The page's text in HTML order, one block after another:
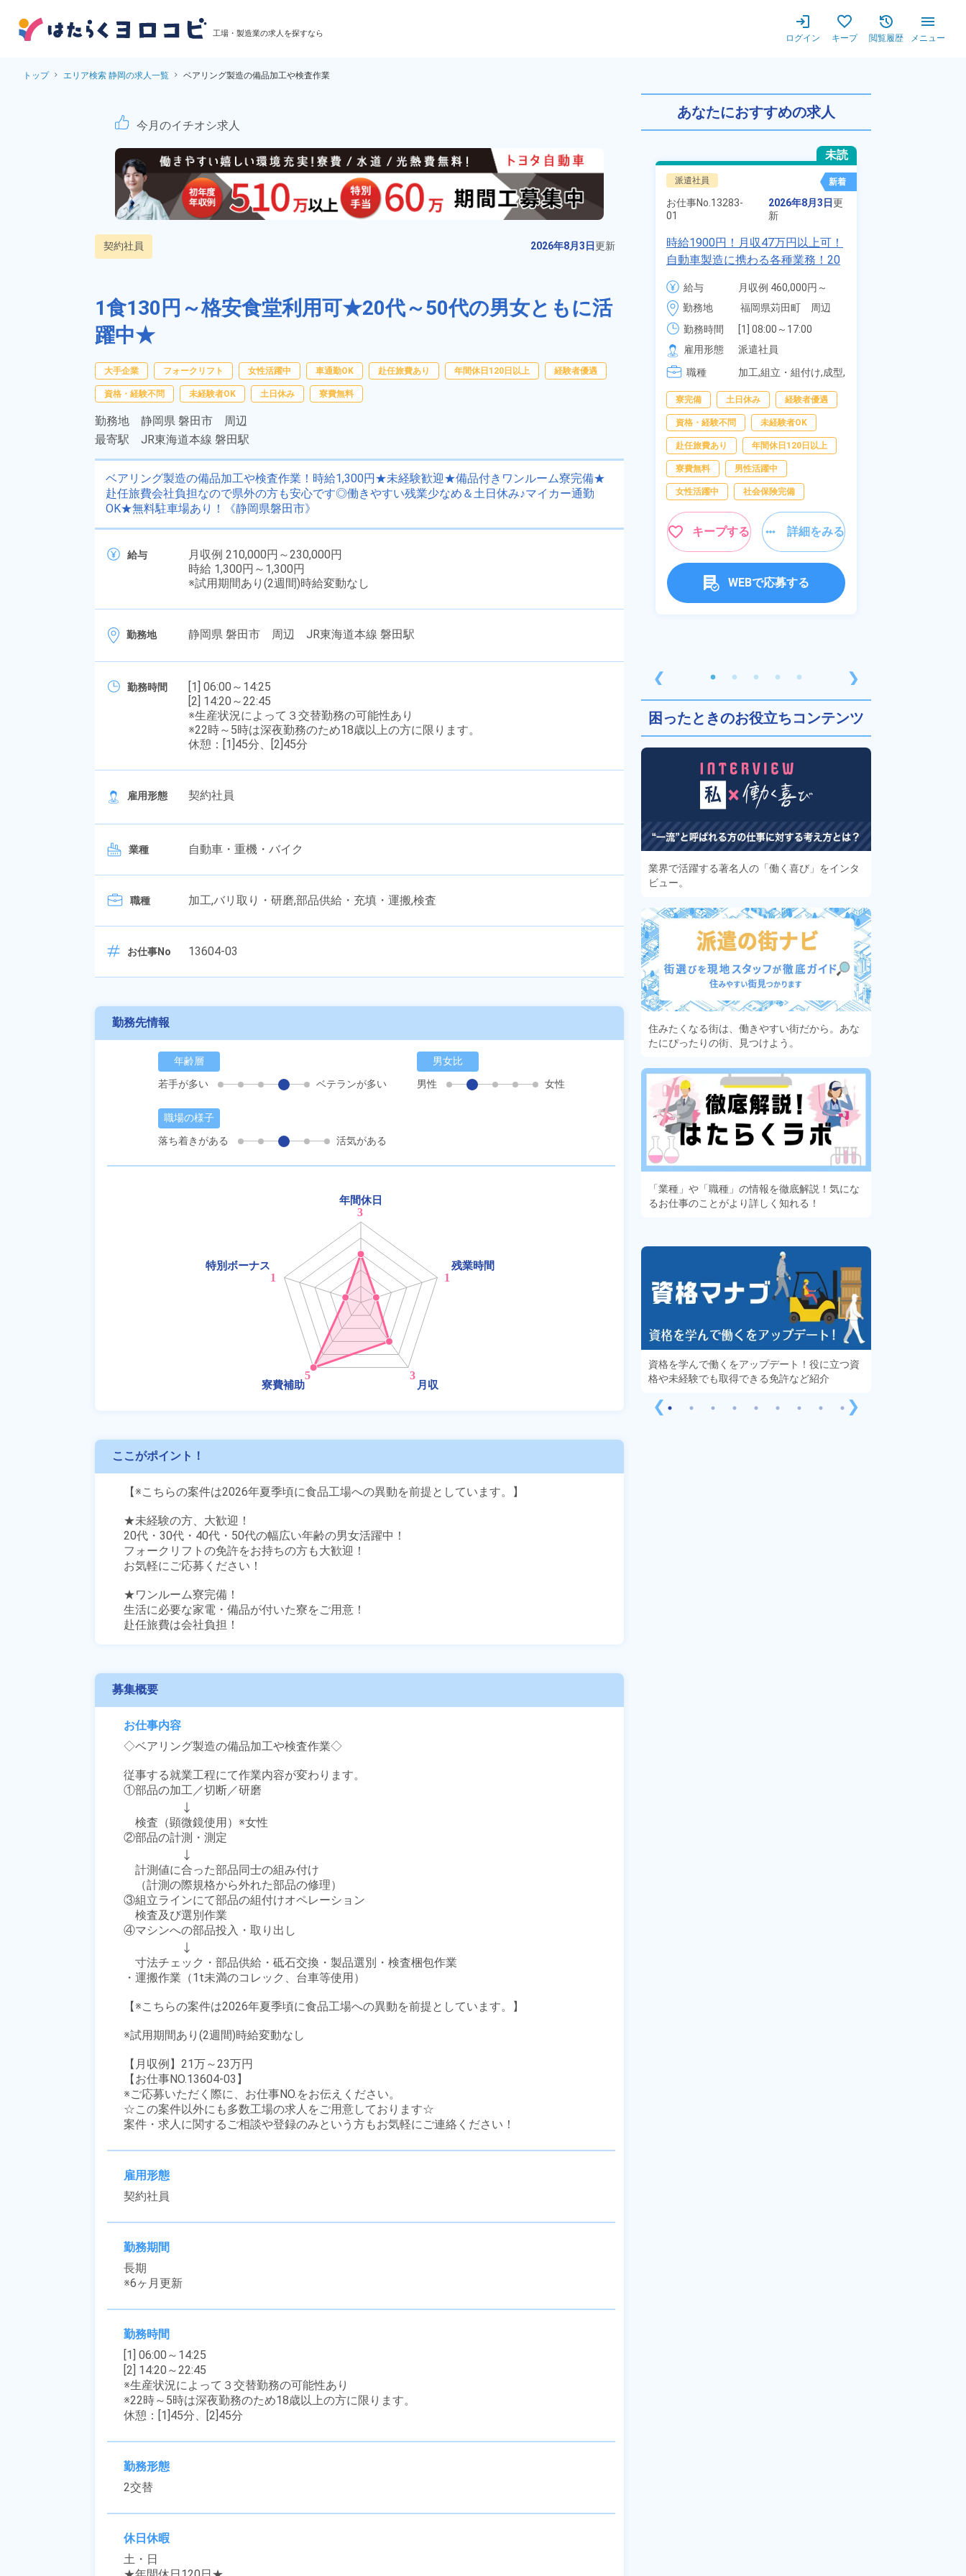
工場・製造業の求人を探すなら ログイン キープ 閲覧履歴 メニュー
トップ エリア検索 静岡の求人一覧 ベアリング製造の備品加工や検査作業
ベアリング製造の備品加工や検査作業！時給1,300円★未経験歓迎★備品付きワ
今月のイチオシ求人
契約社員 2026年8月3日更新
1食130円～格安食堂利用可★20代～50代の男女ともに活
躍中★
大手企業 フォークリフト 女性活躍中 車通勤OK 赴任旅費あり 年間休日120日以上 経験者優遇
資格・経験不問 未経験者OK 土日休み 寮費無料
勤務地 静岡県 磐田市 周辺
最寄駅 JR東海道本線 磐田駅
ベアリング製造の備品加工や検査作業！時給1,300円★未経験歓迎★備品付きワンルーム寮完備★
赴任旅費会社負担なので県外の方も安心です◎働きやすい残業少なめ＆土日休み♪マイカー通勤
OK★無料駐車場あり！《静岡県磐田市》
給与
月収例 210,000円～230,000円
時給 1,300円～1,300円
※試用期間あり(2週間)時給変動なし
勤務地 静岡県 磐田市 周辺 JR東海道本線 磐田駅
勤務時間
[1] 06:00～14:25
[2] 14:20～22:45
※生産状況によって３交替勤務の可能性あり
※22時～5時は深夜勤務のため18歳以上の方に限ります。
休憩：[1]45分、[2]45分
雇用形態 契約社員
業種 自動車・重機・バイク
職種 加工,バリ取り・研磨,部品供給・充填・運搬,検査
お仕事No 13604-03
勤務先情報
年齢層
若手が多い
ベテランが多い
男女比
男性
女性
職場の様子
落ち着きがある
活気がある
ここがポイント！
【※こちらの案件は2026年夏季頃に食品工場への異動を前提としています。】
★未経験の方、大歓迎！
20代・30代・40代・50代の幅広い年齢の男女活躍中！
フォークリフトの免許をお持ちの方も大歓迎！
お気軽にご応募ください！
★ワンルーム寮完備！
生活に必要な家電・備品が付いた寮をご用意！
赴任旅費は会社負担！
募集概要
お仕事内容
◇ベアリング製造の備品加工や検査作業◇
従事する就業工程にて作業内容が変わります。
①部品の加工／切断／研磨
↓
検査（顕微鏡使用）※女性
②部品の計測・測定
↓
計測値に合った部品同士の組み付け
（計測の際規格から外れた部品の修理）
③組立ラインにて部品の組付けオペレーション
検査及び選別作業
④マシンへの部品投入・取り出し
↓
寸法チェック・部品供給・砥石交換・製品選別・検査梱包作業
・運搬作業（1t未満のコレック、台車等使用）
【※こちらの案件は2026年夏季頃に食品工場への異動を前提としています。】
※試用期間あり(2週間)時給変動なし
【月収例】21万～23万円
【お仕事NO.13604-03】
※ご応募いただく際に、お仕事NO.をお伝えください。
☆この案件以外にも多数工場の求人をご用意しております☆
案件・求人に関するご相談や登録のみという方もお気軽にご連絡ください！
雇用形態
契約社員
勤務期間
長期
※6ヶ月更新
勤務時間
[1] 06:00～14:25
[2] 14:20～22:45
※生産状況によって３交替勤務の可能性あり
※22時～5時は深夜勤務のため18歳以上の方に限ります。
休憩：[1]45分、[2]45分
勤務形態
2交替
休日休暇
土・日
あなたにおすすめの求人
❮
お仕事No.8944-
02
2026年8月3日
新
【高時給2000円★未経験歓迎★】
自動車製造に伴う諸作業！20代～
送迎あり◎《滋賀県蒲生郡竜王
390,000円
時給 2,000円～2,000円
勤務地
滋賀県竜王町　周辺
職種
組立・組付け,プレス加
工,板金・塗装,鋳造・鍛
年間休日120日以上 赴任旅費あり
寮完備 送迎あり
キープする 詳細をみる
未読
派遣社員 新着
お仕事No. 13283-
01
2026年8月3日更
新
時給1900円！月収47万円以上可！
自動車製造に携わる各種業務！20
代～40代の男女活躍中★ワンルー
ム寮無料！マイカー通勤OK！無料
駐車場あり！赴任旅費会社負担！
社員食堂あり！日払いあり！土日
休み！特別賞与90万円支給！《福
岡県京都郡苅田町》
給与
月収例 460,000円～
480,000円
時給 1,900円～1,900円
勤務地
福岡県苅田町　周辺
勤務時間
[1] 08:00～17:00
[2] 20:00～05:00
[3] 06:30～15:00
[4] 14:30～23:00
雇用形態
派遣社員
職種
加工,組立・組付け,成型,
オペレーター,部品供
給・充填・運搬,検査,物
流・配送
寮完備 土日休み 経験者優遇
資格・経験不問 未経験者OK
赴任旅費あり 年間休日120日以上
寮費無料 男性活躍中
女性活躍中 社会保険完備
キープする 詳細をみる
WEBで応募する
❯
困ったときのお役立ちコンテンツ
業界で活躍する著名人の「働く喜び」をインタ
ビュー。
住みたくなる街は、働きやすい街だから。あな
たにぴったりの街、見つけよう。
「業種」や「職種」の情報を徹底解説！気にな
るお仕事のことがより詳しく知れる！
❮
に！？ディープな世界にあなたもきっとハマる
はず！
資格を学んで働くをアップデート！役に立つ資
格や未経験でも取得できる免許など紹介
❯